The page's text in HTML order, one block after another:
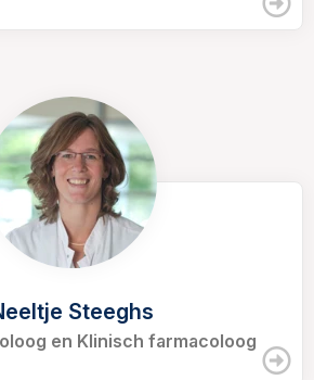
Steeghs
en Klinisch farmacoloog